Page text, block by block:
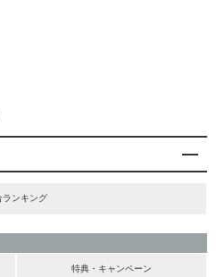
ランキング
特典・キャンペーン